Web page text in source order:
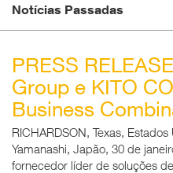
Notícias Passadas
PRESS
Group e KITO
Business
RICHARDSON, Texas,
Yamanashi, Japão, 30 de
fornecedor líder de soluções